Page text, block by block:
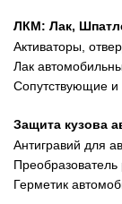
ЛКМ: Лак,
Активаторы,
Лак
Сопутствующие и
Защита кузова
Антигравий для
Герметик